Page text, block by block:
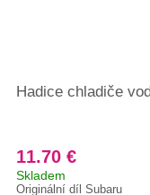
Hadice chladiče
11.70 €
Skladem
Originální díl Subaru